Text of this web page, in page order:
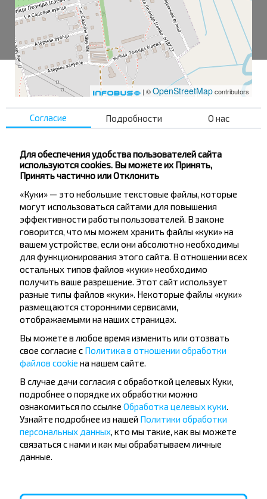
| ©OpenStreetMapcontributors
Красный Берег Ж/д
Хотите
путешествовать
дешевле?
Не пропусти специальные акции, скидки и
другие интересные предложения INFOBUS.
Подпишись на получение новостей и
путешествуй с нами дешевле!
Подписаться
Согласие Подробности О нас
Для обеспечения удобства пользователей сайта
используются cookies. Вы можете их Принять,
Принять частично или Отклонить
«Куки» — это небольшие текстовые файлы, которые
могут использоваться сайтами для повышения
эффективности работы пользователей. В законе
говорится, что мы можем хранить файлы «куки» на
вашем устройстве, если они абсолютно необходимы
для функционирования этого сайта. В отношении всех
остальных типов файлов «куки» необходимо
получить ваше разрешение. Этот сайт использует
разные типы файлов «куки». Некоторые файлы «куки»
размещаются сторонними сервисами,
отображаемыми на наших страницах.
Вы можете в любое время изменить или отозвать
свое согласие с Политика в отношении обработки
файлов cookie на нашем сайте.
В случае дачи согласия с обработкой целевых Куки,
подробнее о порядке их обработки можно
ознакомиться по ссылке Обработка целевых куки.
Узнайте подробнее из нашей Политики обработки
персональных данных, кто мы такие, как вы можете
связаться с нами и как мы обрабатываем личные
данные.